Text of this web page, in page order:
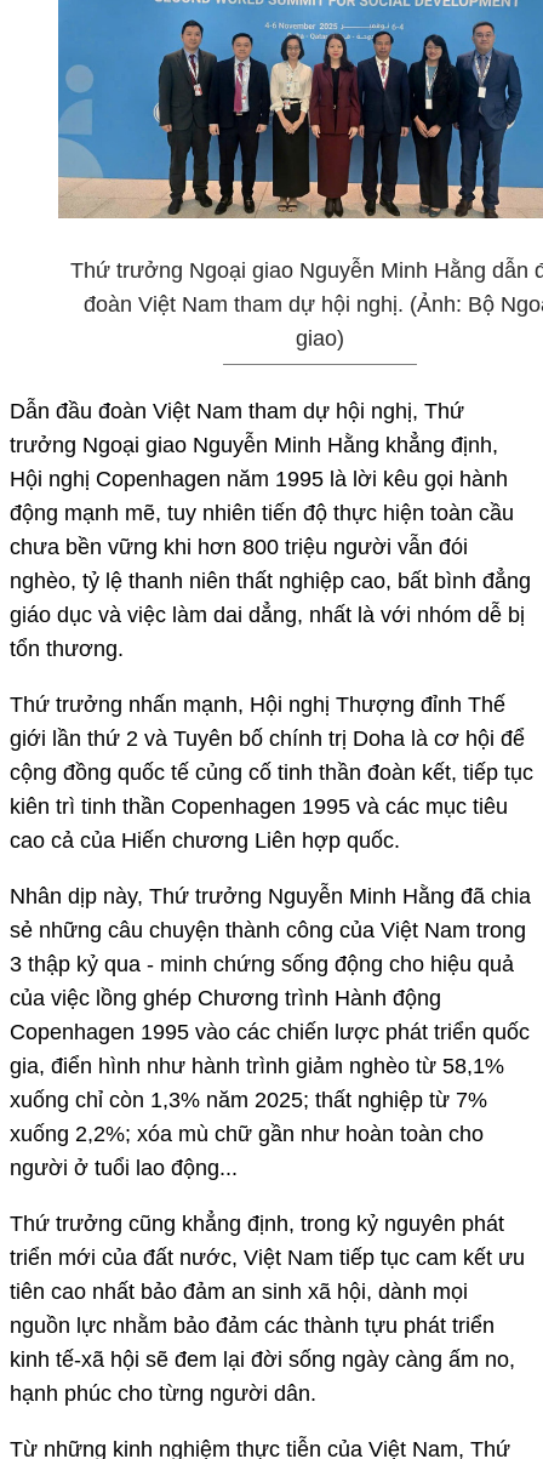
Thứ trưởng Ngoại giao Nguyễn Minh Hằng dẫn
đoàn Việt Nam tham dự hội nghị. (Ảnh: Bộ
giao)
Dẫn đầu đoàn Việt Nam tham dự hội nghị, Thứ
trưởng Ngoại giao Nguyễn Minh Hằng khẳng định,
Hội nghị Copenhagen năm 1995 là lời kêu gọi hành
động mạnh mẽ, tuy nhiên tiến độ thực hiện toàn cầu
chưa bền vững khi hơn 800 triệu người vẫn đói
nghèo, tỷ lệ thanh niên thất nghiệp cao, bất bình đẳng
giáo dục và việc làm dai dẳng, nhất là với nhóm dễ bị
tổn thương.
Thứ trưởng nhấn mạnh, Hội nghị Thượng đỉnh Thế
giới lần thứ 2 và Tuyên bố chính trị Doha là cơ hội để
cộng đồng quốc tế củng cố tinh thần đoàn kết, tiếp tục
kiên trì tinh thần Copenhagen 1995 và các mục tiêu
cao cả của Hiến chương Liên hợp quốc.
Nhân dịp này, Thứ trưởng Nguyễn Minh Hằng đã chia
sẻ những câu chuyện thành công của Việt Nam trong
3 thập kỷ qua - minh chứng sống động cho hiệu quả
của việc lồng ghép Chương trình Hành động
Copenhagen 1995 vào các chiến lược phát triển quốc
gia, điển hình như hành trình giảm nghèo từ 58,1%
xuống chỉ còn 1,3% năm 2025; thất nghiệp từ 7%
xuống 2,2%; xóa mù chữ gần như hoàn toàn cho
người ở tuổi lao động...
Thứ trưởng cũng khẳng định, trong kỷ nguyên phát
triển mới của đất nước, Việt Nam tiếp tục cam kết ưu
tiên cao nhất bảo đảm an sinh xã hội, dành mọi
nguồn lực nhằm bảo đảm các thành tựu phát triển
kinh tế-xã hội sẽ đem lại đời sống ngày càng ấm no,
hạnh phúc cho từng người dân.
Từ những kinh nghiệm thực tiễn của Việt Nam, Thứ